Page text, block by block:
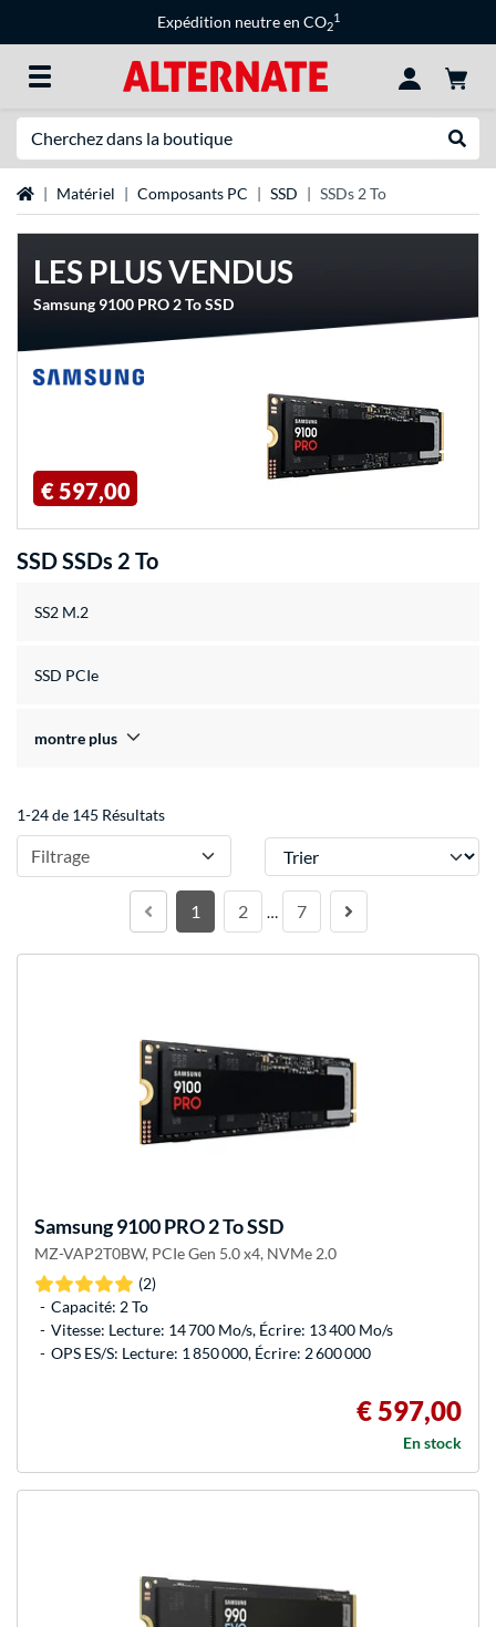
Expédition neutre en CO2
1
Page d'accueil
Matériel Composants PC SSD SSDs 2 To
LES PLUS VENDUS
Samsung 9100 PRO 2 To SSD
€ 597,00
SSD SSDs 2 To
SS2 M.2
SSD PCIe
montre plus
1-24 de 145 Résultats
Filtrage Trier
1 2 … 7
Samsung9100 PRO 2 To SSD
MZ-VAP2T0BW, PCIe Gen 5.0 x4, NVMe 2.0
(2)
Capacité: 2 To
Vitesse: Lecture: 14 700 Mo/s, Écrire: 13 400 Mo/s
OPS ES/S: Lecture: 1 850 000, Écrire: 2 600 000
€ 597,00
En stock